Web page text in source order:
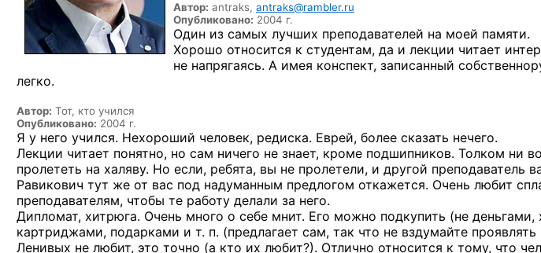
Автор: antraks, antraks@rambler.ru
Опубликовано: 2004 г.
Один из самых лучших преподавателей на моей памяти.
Хорошо относится к студентам, да и лекции читает
не напрягаясь. А имея конспект, записанный
легко.
Автор: Тот, кто учился
Опубликовано: 2004 г.
Я у него учился. Нехороший человек, редиска. Еврей, более сказать нечего.
Лекции читает понятно, но сам ничего не знает, кроме подшипников. Толком ни
пролететь на халяву. Но если, ребята, вы не пролетели, и другой преподаватель
Равикович тут же от вас под надуманным предлогом откажется. Очень любит
преподавателям, чтобы те работу делали за него.
Дипломат, хитрюга. Очень много о себе мнит. Его можно подкупить (не деньгами,
картриджами, подарками и т. п. (предлагает сам, так что не вздумайте проявлять
Ленивых не любит, это точно (а кто их любит?). Отлично относится к тому, что